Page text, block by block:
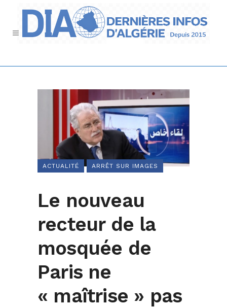
ACTUALITÉ ARRÊT SUR IMAGES
Le nouveau
recteur de la
mosquée de
Paris ne
« maîtrise » pas